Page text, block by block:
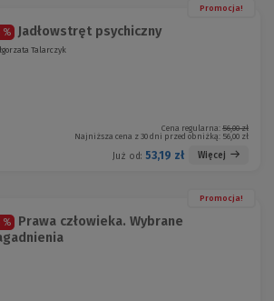
Promocja!
% Jadłowstręt psychiczny
Talarczyk
Cena regularna: 56,00 zł
Najniższa cena z 30 dni przed obniżką: 56,00 zł
Już od: 53,19 zł Więcej
Promocja!
%
Prawa człowieka. Wybrane